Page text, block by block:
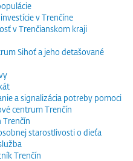
v Trenčíne
v Trenčianskom kraji
Sihoť a jeho detašované
a signalizácia potreby pomoci
centrum Trenčín
Trenčín
starostlivosti o dieťa
Trenčín